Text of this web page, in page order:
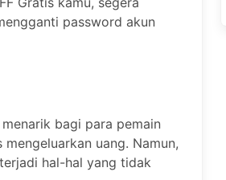
password akun
bagi para pemain
uang. Namun,
hal-hal yang tidak